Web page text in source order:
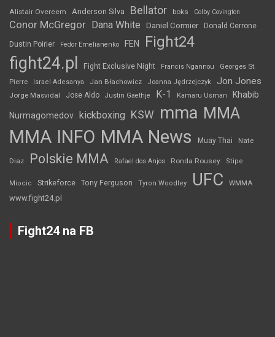
Alistair Overeem Anderson Silva Bellator boks Colby Covington
Conor McGregor Dana White Daniel Cormier Donald Cerrone
Dustin Poirier Fedor Emelianenko FEN Fight24
fight24.pl Fight Exclusive Night Francis Ngannou
Georges St.
Pierre
Israel Adesanya Jan Błachowicz Joanna Jędrzejczyk Jon Jones
Jorge Masvidal Jose Aldo Justin Gaethje K-1 Kamaru Usman Khabib
Nurmagomedov kickboxing KSW mma MMA
MMA INFO MMA News Muay Thai Nate
Diaz Polskie MMA Rafael dos Anjos Ronda Rousey Stipe
Miocic Strikeforce Tony Ferguson Tyron Woodley UFC WMMA
www.fight24.pl
Fight24 na FB